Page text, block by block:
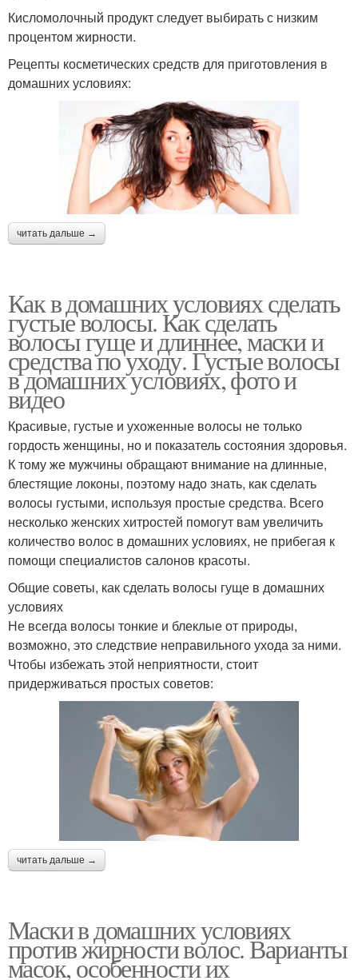
Кисломолочный продукт следует выбирать с низким
процентом жирности.
Рецепты косметических средств для приготовления в
домашних условиях:
читать дальше →
Как в домашних условиях сделать
густые волосы. Как сделать
волосы гуще и длиннее, маски и
средства по уходу. Густые волосы
в домашних условиях, фото и
видео
Красивые, густые и ухоженные волосы не только
гордость женщины, но и показатель состояния здоровья.
К тому же мужчины обращают внимание на длинные,
блестящие локоны, поэтому надо знать, как сделать
волосы густыми, используя простые средства. Всего
несколько женских хитростей помогут вам увеличить
количество волос в домашних условиях, не прибегая к
помощи специалистов салонов красоты.
Общие советы, как сделать волосы гуще в домашних
условиях
Не всегда волосы тонкие и блеклые от природы,
возможно, это следствие неправильного ухода за ними.
Чтобы избежать этой неприятности, стоит
придерживаться простых советов:
читать дальше →
Маски в домашних условиях
против жирности волос. Варианты
масок, особенности их